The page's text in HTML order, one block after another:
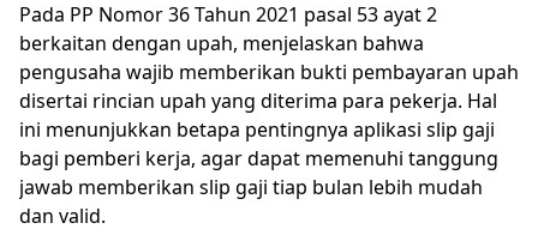
Pada PP Nomor 36 Tahun 2021 pasal 53 ayat 2
berkaitan dengan upah, menjelaskan bahwa
pengusaha wajib memberikan bukti pembayaran upah
disertai rincian upah yang diterima para pekerja. Hal
ini menunjukkan betapa pentingnya aplikasi slip gaji
bagi pemberi kerja, agar dapat memenuhi tanggung
jawab memberikan slip gaji tiap bulan lebih mudah
dan valid.